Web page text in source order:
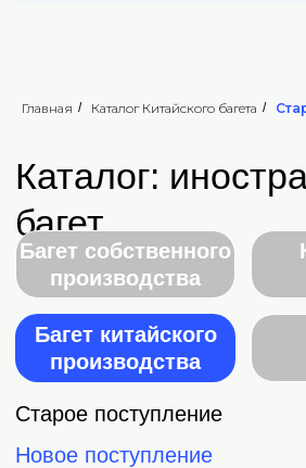
Главная / Каталог Китайского багета /
багет
Багет собственного
Багет китайского
производства
Картон для
паспарту
Старое поступление
Дерево
Новое поступление